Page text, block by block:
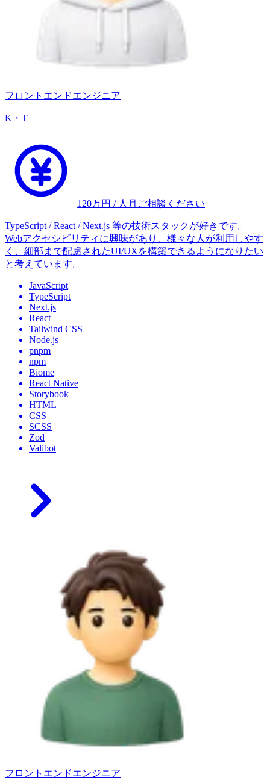
フロントエンドエンジニア
K・T
120万円 / 人月 ご相談ください
TypeScript / React / Next.js 等の技術スタックが好きです。
Webアクセシビリティに興味があり、様々な人が利用しやす
く、細部まで配慮されたUI/UXを構築できるようになりたい
と考えています。
JavaScript
TypeScript
Next.js
React
Tailwind CSS
Node.js
pnpm
npm
Biome
React Native
Storybook
HTML
CSS
SCSS
Zod
Valibot
フロントエンドエンジニア